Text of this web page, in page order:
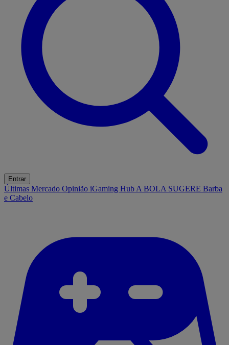
Entrar
Últimas Mercado Opinião iGaming Hub A BOLA SUGERE Barba
e Cabelo